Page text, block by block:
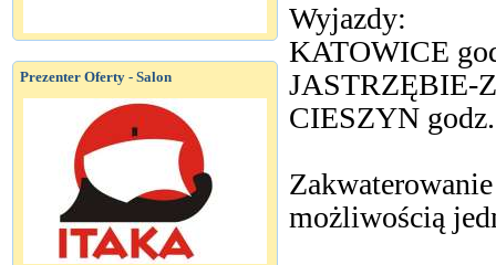
Prezenter Oferty - Salon
Wyjazdy:
KATOWICE
JASTRZĘBIE-
CIESZYN
możliwością